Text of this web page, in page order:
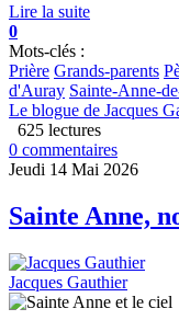
Lire la suite
0
Mots-clés :
Prière Grands-parents
d'Auray Sainte-Anne-
Le blogue de Jacques
625 lectures
0 commentaires
Jeudi 14 Mai 2026
Sainte Anne,
Jacques Gauthier